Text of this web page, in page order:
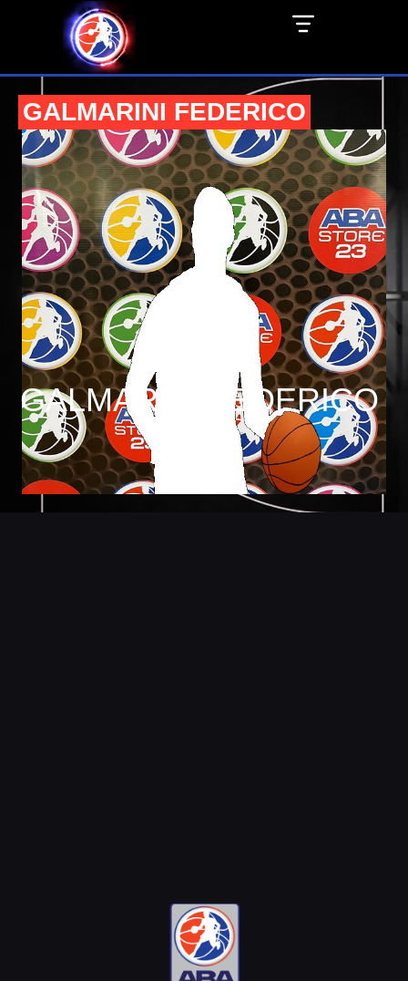
GALMARINI FEDERICO
GALMARINI FEDERICO